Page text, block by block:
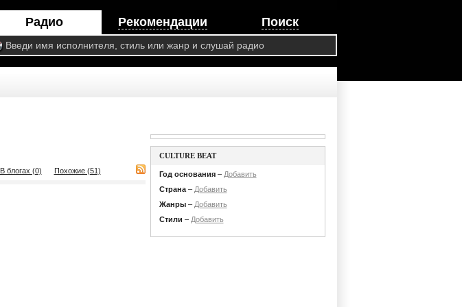
Радио Рекомендации Поиск
В блогах (0) Похожие (51)
CULTURE BEAT
Год основания– Добавить
Страна– Добавить
Жанры– Добавить
Стили – Добавить